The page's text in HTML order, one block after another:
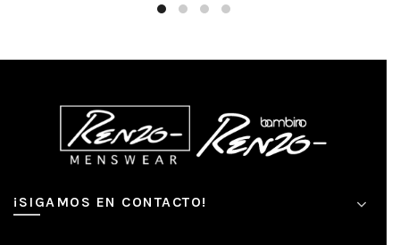
¡SIGAMOS EN CONTACTO!